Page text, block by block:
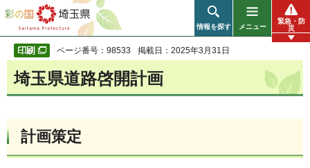
彩の国 埼玉県
情報を探す メニュー
緊急・防
災
ページ番号：98533 掲載日：2025年3月31日
埼玉県道路啓開計画
計画策定